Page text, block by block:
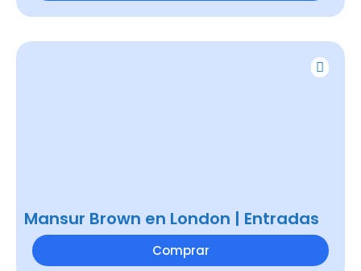
Mansur Brown en London | Entradas
Comprar